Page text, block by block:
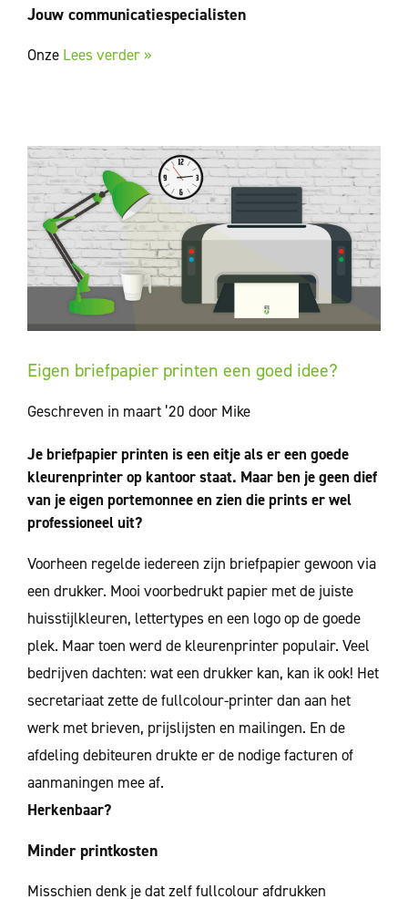
Jouw communicatiespecialisten
OnzeLees verder »
Eigen briefpapier printen een goed idee?
Geschreven in maart ’20 door Mike
Je briefpapier printen is een eitje als er een goede
kleurenprinter op kantoor staat. Maar ben je geen dief
van je eigen portemonnee en zien die prints er wel
professioneel uit?
Voorheen regelde iedereen zijn briefpapier gewoon via
een drukker. Mooi voorbedrukt papier met de juiste
huisstijlkleuren, lettertypes en een logo op de goede
plek. Maar toen werd de kleurenprinter populair. Veel
bedrijven dachten: wat een drukker kan, kan ik ook! Het
secretariaat zette de fullcolour-printer dan aan het
werk met brieven, prijslijsten en mailingen. En de
afdeling debiteuren drukte er de nodige facturen of
aanmaningen mee af.
Herkenbaar?
Minder printkosten
Misschien denk je dat zelf fullcolour afdrukken